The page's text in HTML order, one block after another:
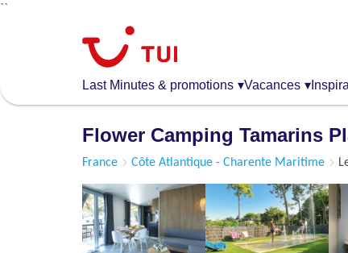
``
Last Minutes & promotions ▾Vacances ▾
Flower Camping Tamarins
France Côte Atlantique - Charente Maritime